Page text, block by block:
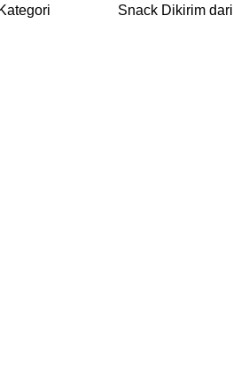
Snack